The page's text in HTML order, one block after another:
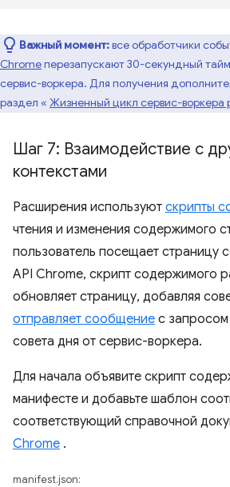
Важный момент:все обработчики
Chromeперезапускают 30-секундный
сервис-воркера. Для получения
раздел « Жизненный цикл сервис-воркера
Шаг 7: Взаимодействие с
контекстами
Расширения используют скрипты
чтения и изменения содержимого
пользователь посещает страницу
API Chrome, скрипт содержимого
обновляет страницу, добавляя
отправляет сообщение с
совета дня от сервис-воркера.
Для начала объявите скрипт
манифесте и добавьте шаблон
соответствующий справочной
Chrome .
manifest.json: